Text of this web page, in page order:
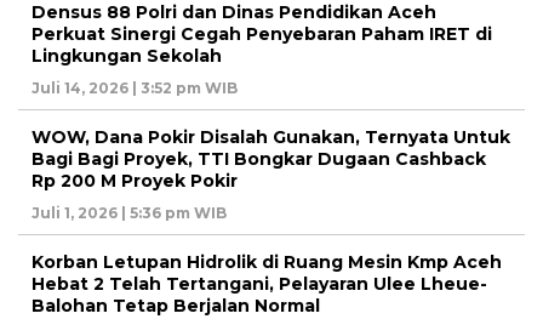
Densus 88 Polri dan Dinas Pendidikan Aceh
Perkuat Sinergi Cegah Penyebaran Paham IRET di
Lingkungan Sekolah
Juli 14, 2026 | 3:52 pm WIB
WOW, Dana Pokir Disalah Gunakan, Ternyata Untuk
Bagi Bagi Proyek, TTI Bongkar Dugaan Cashback
Rp 200 M Proyek Pokir
Juli 1, 2026 | 5:36 pm WIB
Korban Letupan Hidrolik di Ruang Mesin Kmp Aceh
Hebat 2 Telah Tertangani, Pelayaran Ulee Lheue-
Balohan Tetap Berjalan Normal